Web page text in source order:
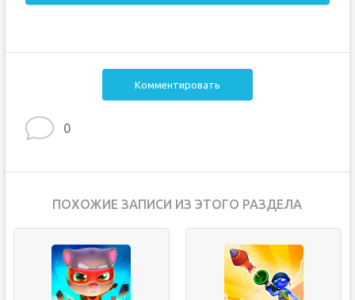
Комментировать
0
ПОХОЖИЕ ЗАПИСИ ИЗ ЭТОГО РАЗДЕЛА